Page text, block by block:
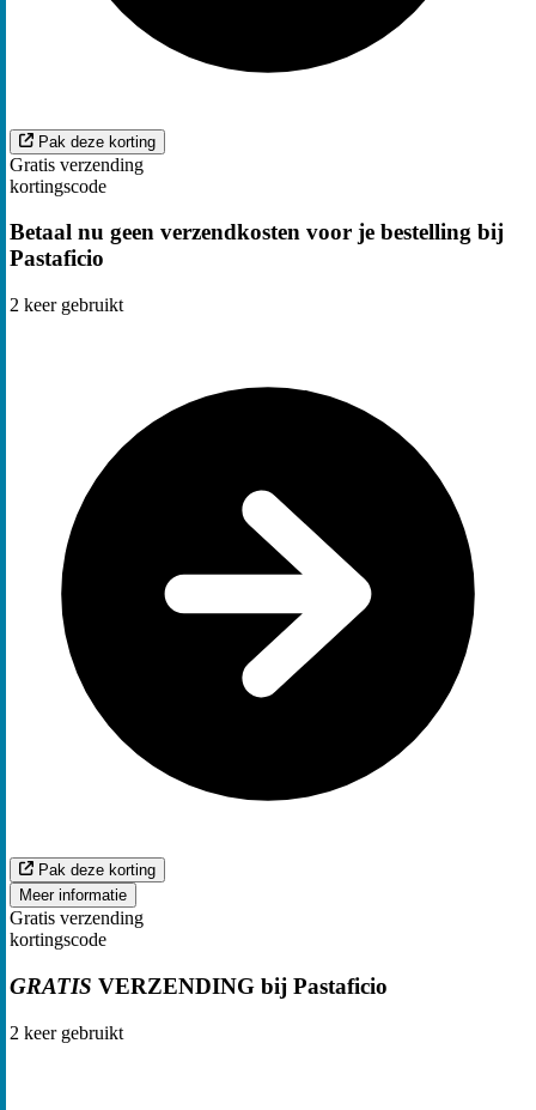
Pak deze korting
Gratis verzending
kortingscode
Betaal nu geen verzendkosten voor je bestelling bij
Pastaficio
2 keer gebruikt
Pak deze korting
Meer informatie
Gratis verzending
kortingscode
GRATIS VERZENDING bij Pastaficio
2 keer gebruikt